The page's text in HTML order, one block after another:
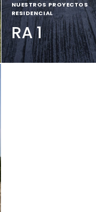
NUESTROS PROYECTOS|
RESIDENCIAL
RA 1